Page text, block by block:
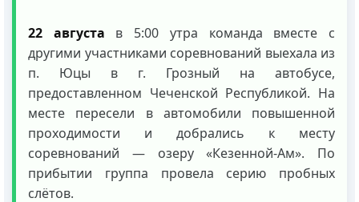
22 августа в 5:00 утра команда вместе с
другими участниками соревнований выехала из
п. Юцы в г. Грозный на автобусе,
предоставленном Чеченской Республикой. На
месте пересели в автомобили повышенной
проходимости и добрались к месту
соревнований — озеру «Кезенной-Ам». По
прибытии группа провела серию пробных
слётов.